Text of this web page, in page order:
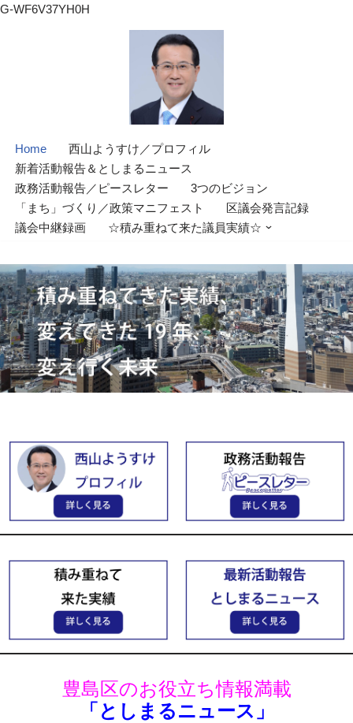
G-WF6V37YH0H
へ
ス
キ
ッ
プ
Home
西山ようすけ／プロフィル
新着活動報告＆としまるニュース
政務活動報告／ピースレター
3つのビジョン
「まち」づくり／政策マニフェスト
区議会発言記録
議会中継録画
☆積み重ねて来た議員実績☆
豊島区のお役立ち情報満載
「としまるニュース」